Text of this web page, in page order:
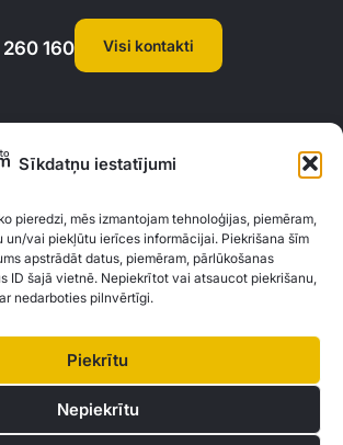
Sīkdatņu iestatījumi
pieredzi, mēs izmantojam tehnoloģijas, piemēram,
un/vai piekļūtu ierīces informācijai. Piekrišana šīm
apstrādāt datus, piemēram, pārlūkošanas
ID šajā vietnē. Nepiekrītot vai atsaucot piekrišanu,
nedarboties pilnvērtīgi.
Piekrītu
Nepiekrītu
260 160 Visi kontakti
Reģ. Nr. 40203371960, Adrese: Mazjumpravas
77, Rīga, LV-1063 |20260160
Privātuma politikaKontakti
finanšu iestāde, bet sadarbojas ar vairākām bankām un
jūsu individuālajām vajadzībām un iespējām.